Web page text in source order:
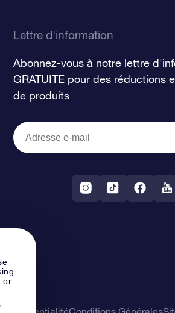
or
Lettre d'information
Abonnez-vous à notre lettre
GRATUITE pour des réductions
de produits